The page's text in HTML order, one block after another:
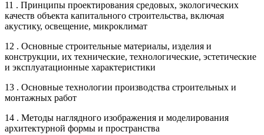
11 . Принципы проектирования средовых, экологических
качеств объекта капитального строительства, включая
акустику, освещение, микроклимат
12 . Основные строительные материалы, изделия и
конструкции, их технические, технологические, эстетические
и эксплуатационные характеристики
13 . Основные технологии производства строительных и
монтажных работ
14 . Методы наглядного изображения и моделирования
архитектурной формы и пространства